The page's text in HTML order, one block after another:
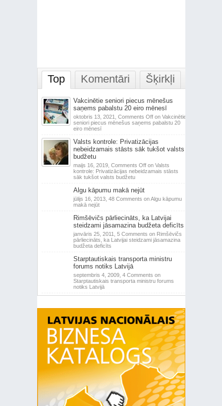
Top Komentāri Šķirkļi
Vakcinētie seniori piecus mēnešus
saņems pabalstu 20 eiro mēnesī
oktobris 13, 2021, Comments Offon Vakcinētie
seniori piecus mēnešus saņems pabalstu 20
eiro mēnesī
Valsts kontrole: Privatizācijas
nebeidzamais stāsts sāk tukšot valsts
budžetu
maijs 16, 2019, Comments Offon Valsts
kontrole: Privatizācijas nebeidzamais stāsts
sāk tukšot valsts budžetu
Algu kāpumu makā nejūt
jūlijs 16, 2013, 48 Comments on Algu kāpumu
makā nejūt
Rimšēvičs pārliecināts, ka Latvijai
steidzami jāsamazina budžeta deficīts
janvāris 25, 2011, 5 Comments on Rimšēvičs
pārliecināts, ka Latvijai steidzami jāsamazina
budžeta deficīts
Starptautiskais transporta ministru
forums notiks Latvijā
septembris 4, 2009, 4 Comments on
Starptautiskais transporta ministru forums
notiks Latvijā